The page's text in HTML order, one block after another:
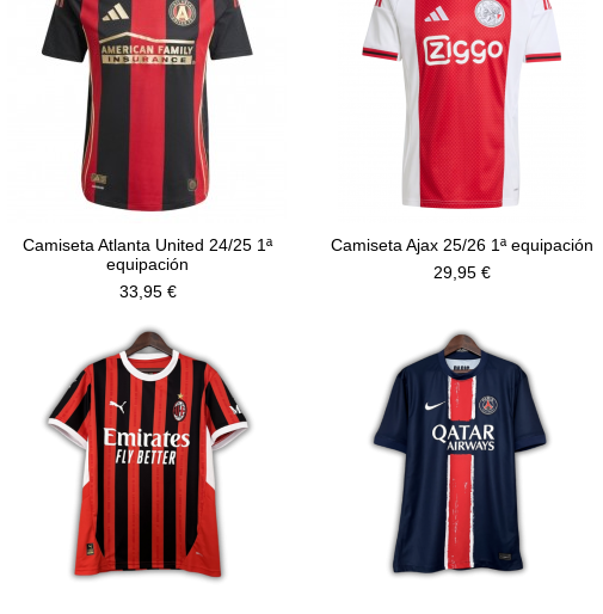
Camiseta Atlanta United 24/25 1ª
equipación
33,95 €
Camiseta Ajax 25/26 1ª equipación
29,95 €